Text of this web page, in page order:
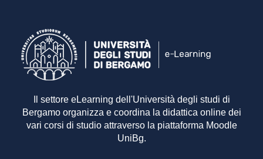
Il settore eLearning dell'Università degli studi di
Bergamo organizza e coordina la didattica online dei
vari corsi di studio attraverso la piattaforma Moodle
UniBg.